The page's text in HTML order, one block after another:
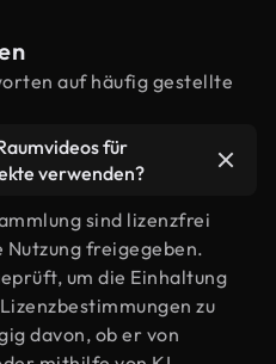
auf häufig gestellte
für
verwenden?
sind lizenzfrei
freigegeben.
um die Einhaltung
zu
davon, ob er von